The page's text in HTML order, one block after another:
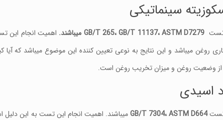
تست GB/T 265،GB/T 11137،ASTM D7279 میباشند. اهمیت انجام این
میباشد و این نتایج به نوعی تعیین کننده این موضوع میباشد که آیا
وضعیت روغن و میزان تخریب روغن است.
تست GB/T 7304،ASTM D664
میباشند. اهمیت انجام این تست به این دلیل